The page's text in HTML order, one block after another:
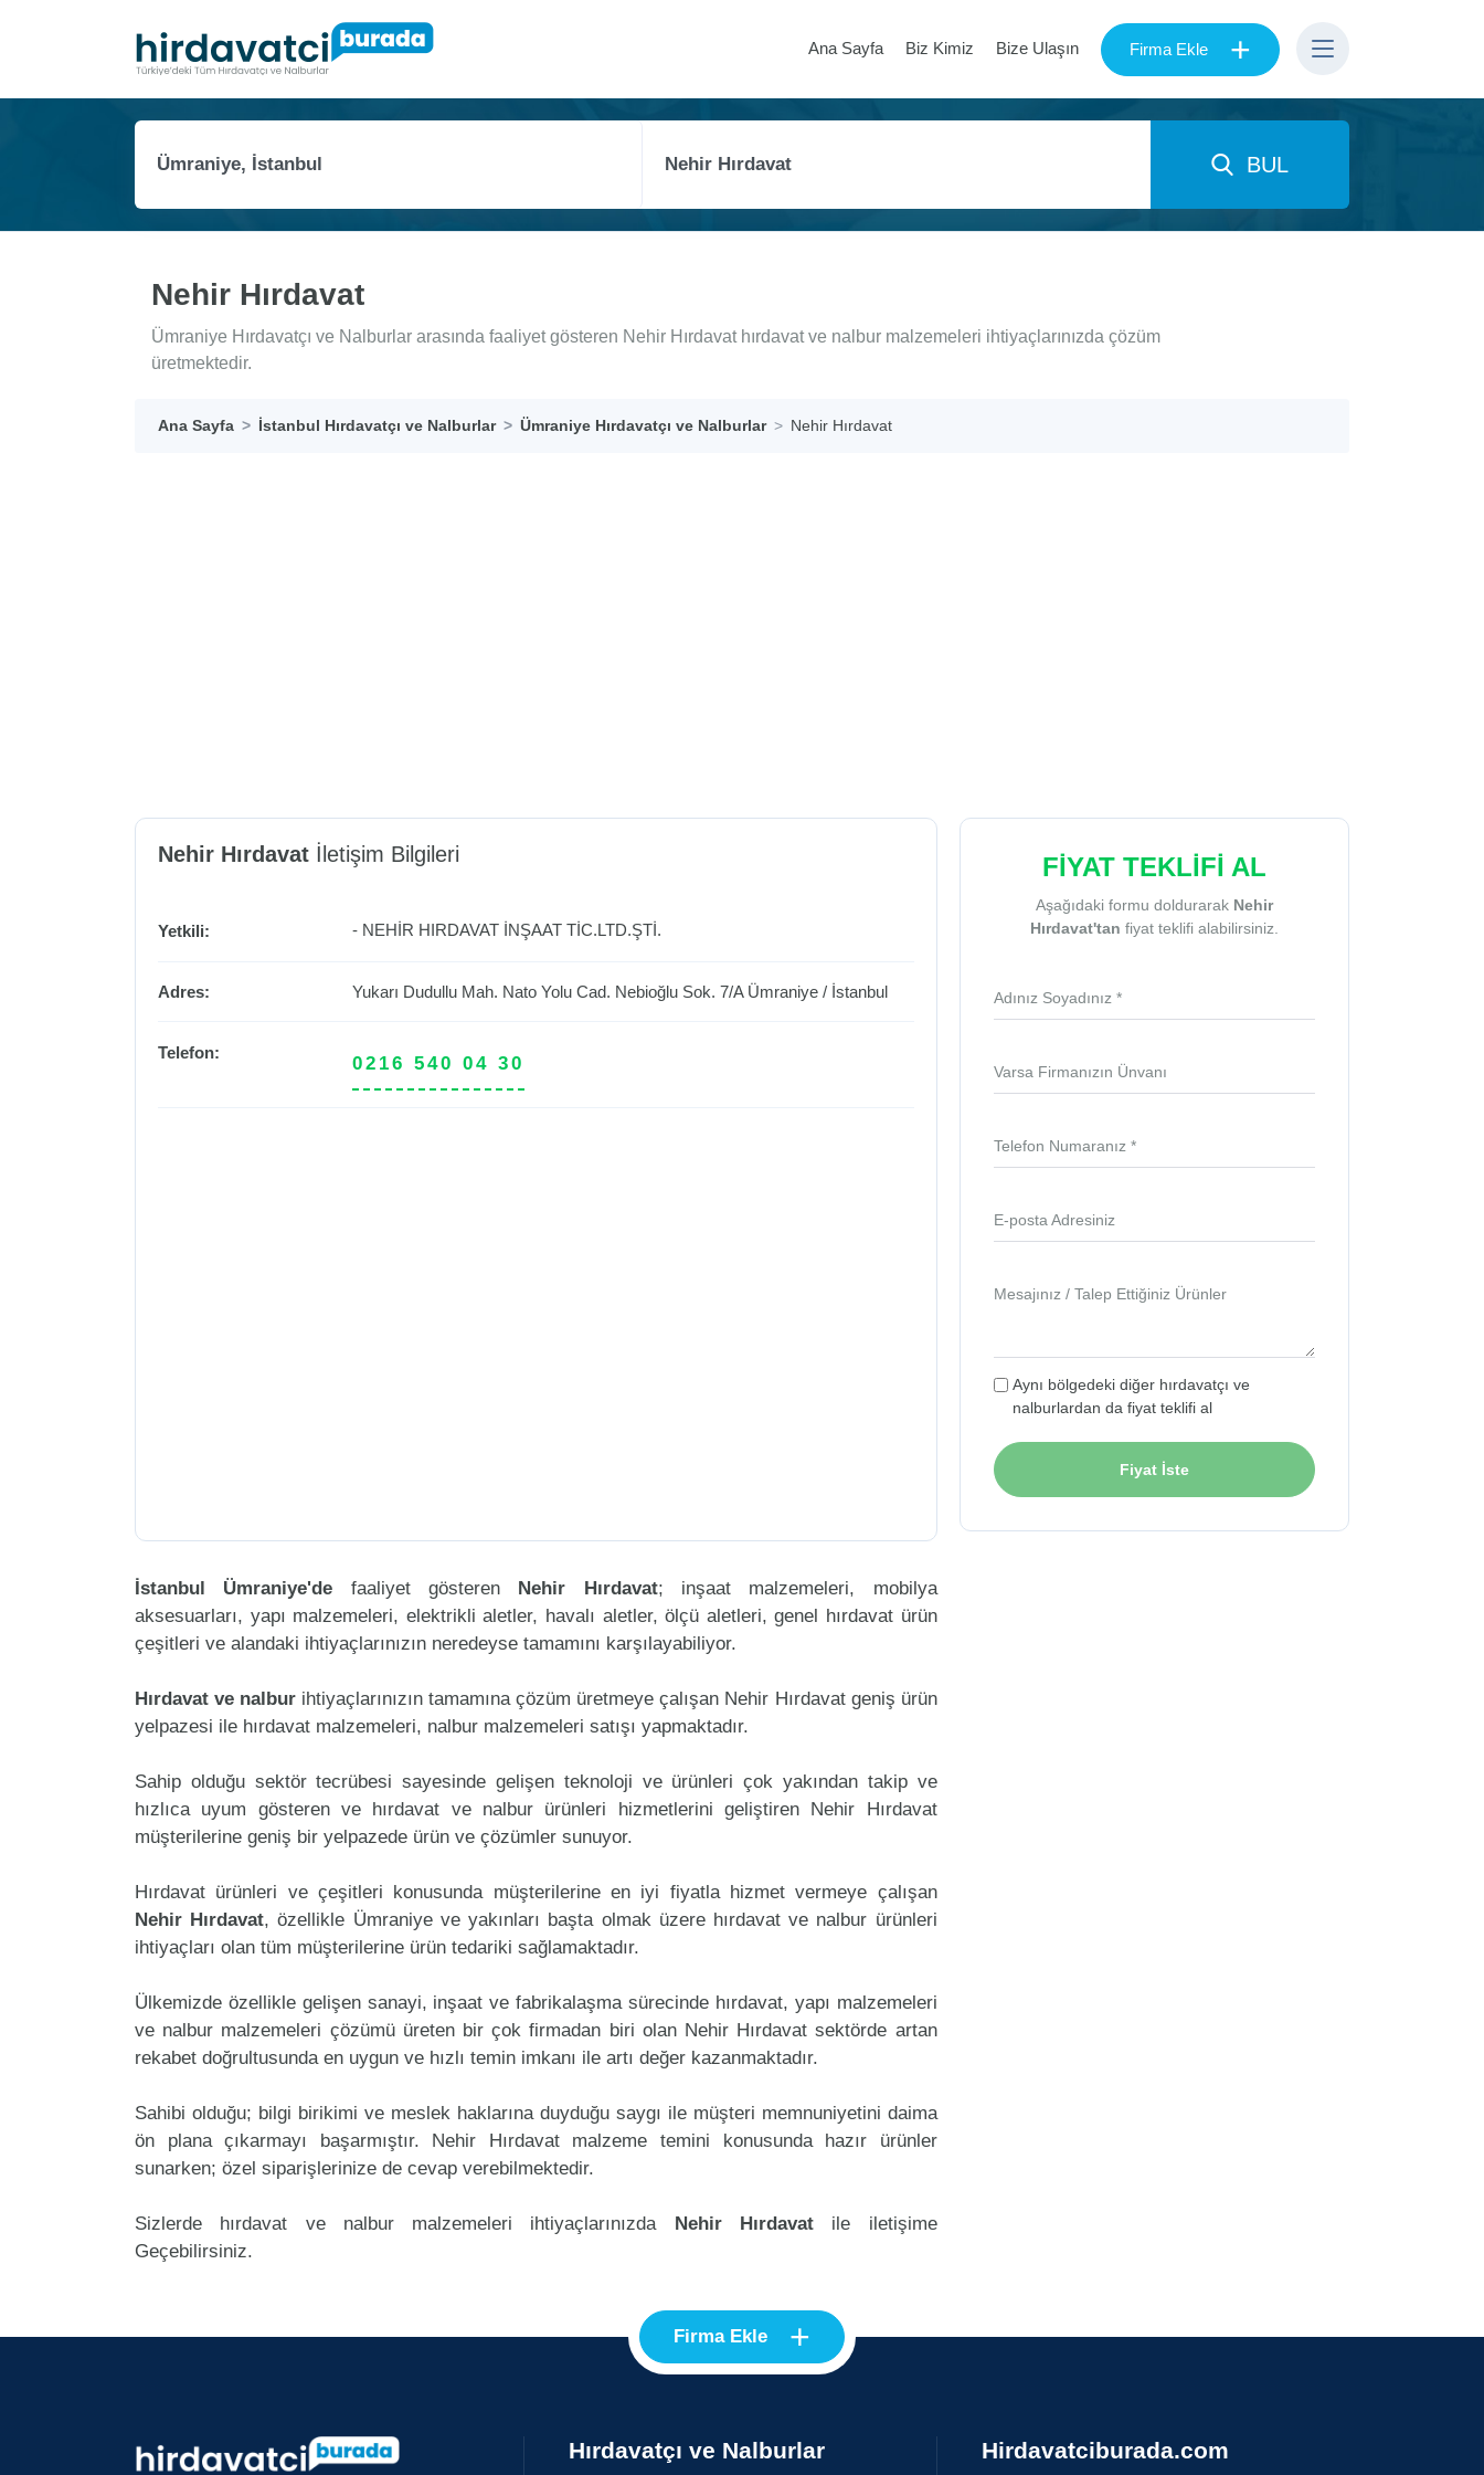
Ana Sayfa Biz Kimiz Bize Ulaşın Firma Ekle +
BUL
Nehir Hırdavat
Ümraniye Hırdavatçı ve Nalburlar arasında faaliyet gösteren Nehir Hırdavat hırdavat ve nalbur malzemeleri ihtiyaçlarınızda çözüm
üretmektedir.
Ana Sayfa İstanbul Hırdavatçı ve Nalburlar Ümraniye Hırdavatçı ve Nalburlar Nehir Hırdavat
Nehir Hırdavat İletişim Bilgileri
Yetkili: - NEHİR HIRDAVAT İNŞAAT TİC.LTD.ŞTİ.
Adres: Yukarı Dudullu Mah. Nato Yolu Cad. Nebioğlu Sok. 7/A Ümraniye / İstanbul
Telefon:
0216 540 04 30
İstanbul Ümraniye'de faaliyet gösteren Nehir Hırdavat; inşaat malzemeleri, mobilya
aksesuarları, yapı malzemeleri, elektrikli aletler, havalı aletler, ölçü aletleri, genel hırdavat ürün
çeşitleri ve alandaki ihtiyaçlarınızın neredeyse tamamını karşılayabiliyor.
Hırdavat ve nalbur ihtiyaçlarınızın tamamına çözüm üretmeye çalışan Nehir Hırdavat geniş ürün
yelpazesi ile hırdavat malzemeleri, nalbur malzemeleri satışı yapmaktadır.
Sahip olduğu sektör tecrübesi sayesinde gelişen teknoloji ve ürünleri çok yakından takip ve
hızlıca uyum gösteren ve hırdavat ve nalbur ürünleri hizmetlerini geliştiren Nehir Hırdavat
müşterilerine geniş bir yelpazede ürün ve çözümler sunuyor.
Hırdavat ürünleri ve çeşitleri konusunda müşterilerine en iyi fiyatla hizmet vermeye çalışan
Nehir Hırdavat, özellikle Ümraniye ve yakınları başta olmak üzere hırdavat ve nalbur ürünleri
ihtiyaçları olan tüm müşterilerine ürün tedariki sağlamaktadır.
Ülkemizde özellikle gelişen sanayi, inşaat ve fabrikalaşma sürecinde hırdavat, yapı malzemeleri
ve nalbur malzemeleri çözümü üreten bir çok firmadan biri olan Nehir Hırdavat sektörde artan
rekabet doğrultusunda en uygun ve hızlı temin imkanı ile artı değer kazanmaktadır.
Sahibi olduğu; bilgi birikimi ve meslek haklarına duyduğu saygı ile müşteri memnuniyetini daima
ön plana çıkarmayı başarmıştır. Nehir Hırdavat malzeme temini konusunda hazır ürünler
sunarken; özel siparişlerinize de cevap verebilmektedir.
Sizlerde hırdavat ve nalbur malzemeleri ihtiyaçlarınızda Nehir Hırdavat ile iletişime
Geçebilirsiniz.
FİYAT TEKLİFİ AL
Aşağıdaki formu doldurarak Nehir
Hırdavat'tan fiyat teklifi alabilirsiniz.
Adınız Soyadınız *
Varsa Firmanızın Ünvanı
Telefon Numaranız *
E-posta Adresiniz
Mesajınız / Talep Ettiğiniz Ürünler
Aynı bölgedeki diğer hırdavatçı ve
nalburlardan da fiyat teklifi al
Fiyat İste
Firma Ekle +
Hırdavatçı ve Nalburlar Hirdavatciburada.com